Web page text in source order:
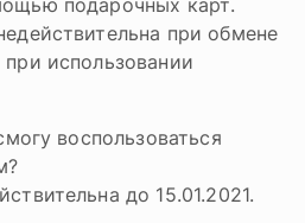
подарочных карт.
при обмене
использовании
воспользоваться
до 15.01.2021.